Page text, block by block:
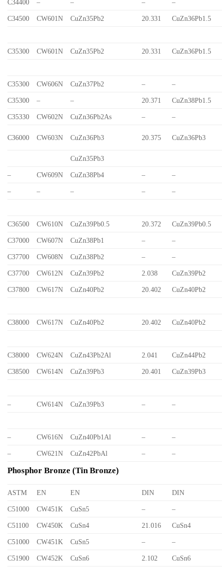
C34400 – – – –
C34500 CW601N CuZn35Pb2 20.331 CuZn36Pb1.5
C35300 CW601N CuZn35Pb2 20.331 CuZn36Pb1.5
C35300 CW606N CuZn37Pb2 – –
C35300 – – 20.371 CuZn38Pb1.5
C35330 CW602N CuZn36Pb2As – –
C36000 CW603N CuZn36Pb3 20.375 CuZn36Pb3
CuZn35Pb3
– CW609N CuZn38Pb4 – –
– – – – –
C36500 CW610N CuZn39Pb0.5 20.372 CuZn39Pb0.5
C37000 CW607N CuZn38Pb1 – –
C37700 CW608N CuZn38Pb2 – –
C37700 CW612N CuZn39Pb2 2.038 CuZn39Pb2
C37800 CW617N CuZn40Pb2 20.402 CuZn40Pb2
C38000 CW617N CuZn40Pb2 20.402 CuZn40Pb2
C38000 CW624N CuZn43Pb2Al 2.041 CuZn44Pb2
C38500 CW614N CuZn39Pb3 20.401 CuZn39Pb3
– CW614N CuZn39Pb3 – –
– CW616N CuZn40Pb1Al – –
– CW621N CuZn42PbAl – –
Phosphor Bronze (Tin Bronze)
ASTM EN EN DIN DIN
C51000 CW451K CuSn5 – –
C51100 CW450K CuSn4 21.016 CuSn4
C51000 CW451K CuSn5 – –
C51900 CW452K CuSn6 2.102 CuSn6